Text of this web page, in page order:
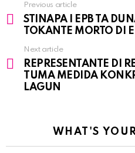
See
more
Previous article
STINAPA I EPB TA
TOKANTE MORTO DI
Next article
REPRESENTANTE DI
TUMA MEDIDA
LAGUN
WHAT'S